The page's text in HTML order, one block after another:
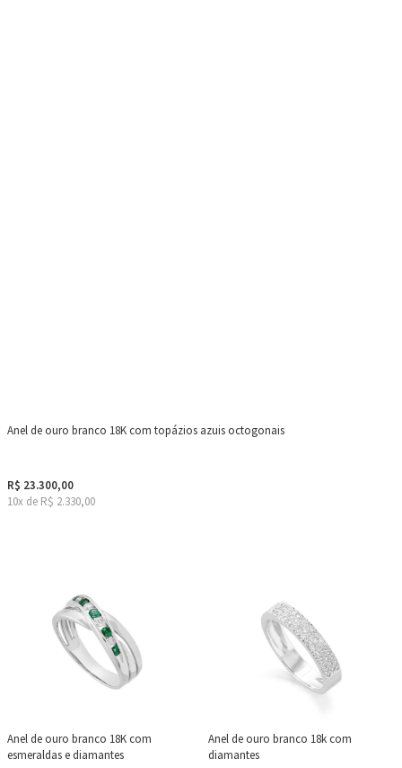
Anel de ouro branco 18K com topázios azuis octogonais
R$ 23.300,00
10x de R$ 2.330,00
Anel de ouro branco 18K com
esmeraldas e diamantes
Anel de ouro branco 18k com
diamantes